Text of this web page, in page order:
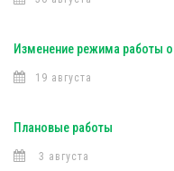
Изменение режима работы
19 августа
Плановые работы
3 августа